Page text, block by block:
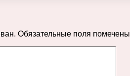
Обязательные поля помечены